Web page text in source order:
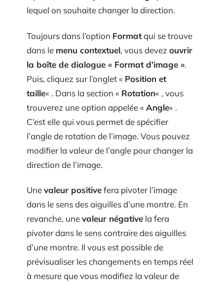
lequel on souhaite changer la direction.
Toujours dans l’option Formatqui se trouve
dans le menu contextuel, vous devez ouvrir
la boîte de dialogue « Format d’image ».
Puis, cliquez sur l’onglet « Position et
taille« . Dans la section « Rotation« , vous
trouverez une option appelée « Angle« .
C’est elle qui vous permet de spécifier
l’angle de rotation de l’image. Vous pouvez
modifier la valeur de l’angle pour changer la
direction de l’image.
Unevaleur positivefera pivoter l’image
dans le sens des aiguilles d’une montre. En
revanche, unevaleur négative la fera
pivoter dans le sens contraire des aiguilles
d’une montre. Il vous est possible de
prévisualiser les changements en temps réel
à mesure que vous modifiez la valeur de